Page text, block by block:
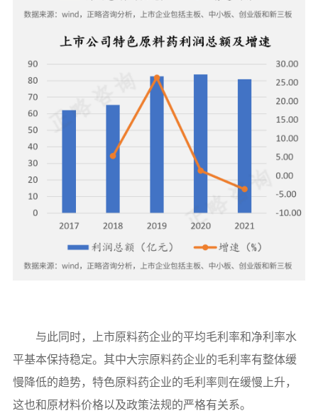
与此同时，上市原料药企业的平均毛利率和净利率水
平基本保持稳定。其中大宗原料药企业的毛利率有整体缓
慢降低的趋势，特色原料药企业的毛利率则在缓慢上升，
这也和原材料价格以及政策法规的严格有关系。